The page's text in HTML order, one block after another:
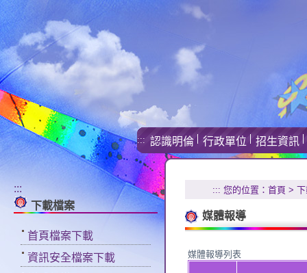
::: 認識明倫 行政單位 招生資訊
:::
下載檔案
首頁檔案下載
資訊安全檔案下載
::: 您的位置： 首頁 >
媒體報導
媒體報導列表